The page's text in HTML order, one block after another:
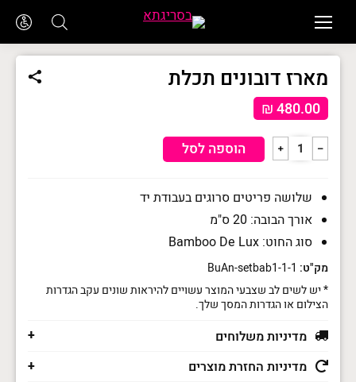
מארז דובונים תכלת
₪480.00
כמות
מארז
דובונים
תכלת
﹣
﹢ הוספה לסל
שלושה פריטים סרוגים בעבודת יד
אורך הבובה: 20 ס"מ
סוג החוט: Bamboo De Lux
מק"ט:
* יש לשים לב שצבעי המוצר עשויים להיראות שונים עקב הגדרות
הצילום או הגדרות המסך שלך.
מדיניות משלוחים
מדיניות החזרת מוצרים